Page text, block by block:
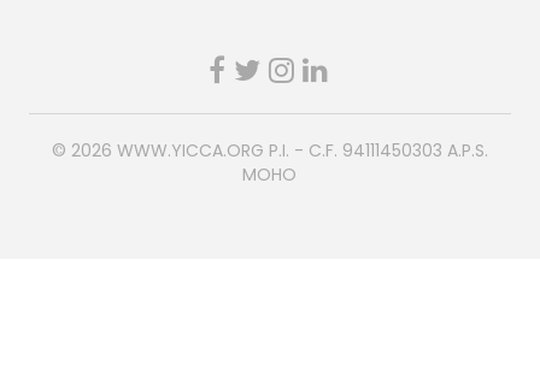
© 2026 WWW.YICCA.ORG P.I. - C.F. 94111450303 A.P.S.
MOHO